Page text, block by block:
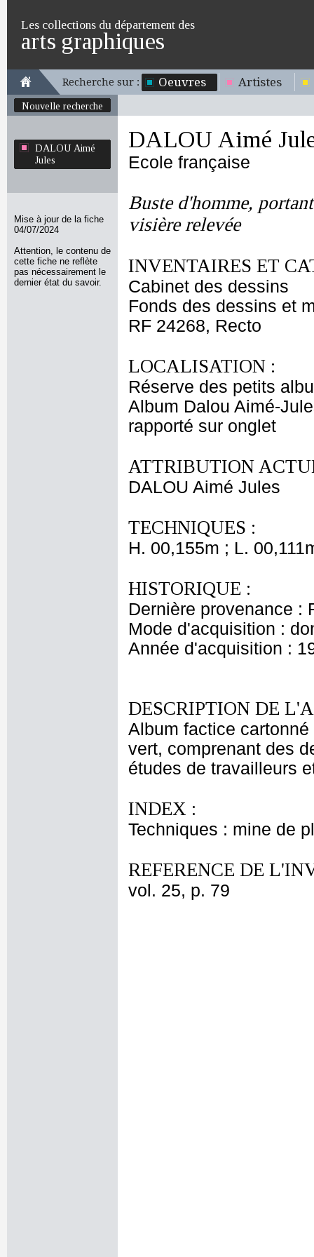
Les collections du département des
arts graphiques
Recherche sur : Oeuvres Artistes
Nouvelle recherche
DALOU Aimé
Jules
Mise à jour de la fiche
04/07/2024
Attention, le contenu de
cette fiche ne reflète
pas nécessairement le
dernier état du savoir.
DALOU Aimé
Ecole française
Buste d'homme,
visière relevée
INVENTAIRES ET
Cabinet des dessins
Fonds des dessins et
RF 24268, Recto
LOCALISATION :
Réserve des petits
Album Dalou Aimé-
rapporté sur onglet
ATTRIBUTION
DALOU Aimé Jules
TECHNIQUES :
H. 00,155m ; L.
HISTORIQUE :
Dernière provenance :
Mode d'acquisition :
Année d'acquisition :
DESCRIPTION DE
Album factice
vert, comprenant des
études de travailleurs
INDEX :
Techniques : mine de
REFERENCE DE
vol. 25, p. 79